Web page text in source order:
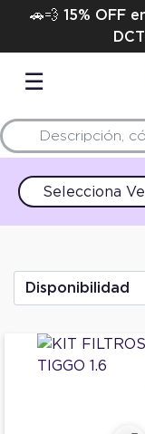
🚗💨 15% OFF
☰
Selecciona